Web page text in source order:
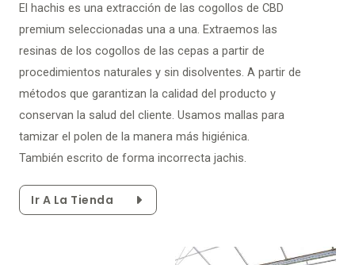
El hachis es una extracción de las cogollos de CBD
premium seleccionadas una a una. Extraemos las
resinas de los cogollos de las cepas a partir de
procedimientos naturales y sin disolventes. A partir de
métodos que garantizan la calidad del producto y
conservan la salud del cliente. Usamos mallas para
tamizar el polen de la manera más higiénica.
También escrito de forma incorrecta jachis.
Ir A La Tienda